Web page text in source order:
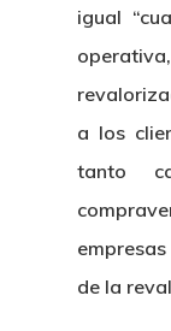
igual
a los
tanto
de la